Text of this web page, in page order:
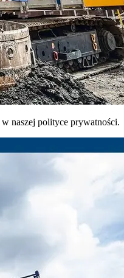
naszej polityce prywatności.